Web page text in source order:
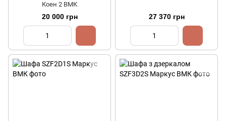
Коен 2 ВМК
20 000 грн 27 370 грн